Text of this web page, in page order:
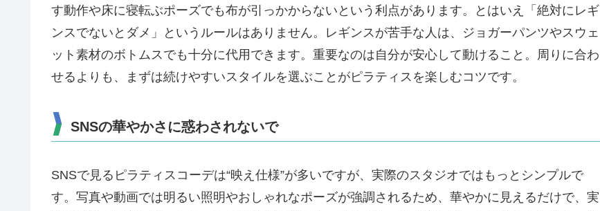
す動作や床に寝転ぶポーズでも布が引っかからないという利点があります。とはいえ「絶対にレギ
ンスでないとダメ」というルールはありません。レギンスが苦手な人は、ジョガーパンツやスウェ
ット素材のボトムスでも十分に代用できます。重要なのは自分が安心して動けること。周りに合わ
せるよりも、まずは続けやすいスタイルを選ぶことがピラティスを楽しむコツです。
SNSの華やかさに惑わされないで
SNSで見るピラティスコーデは“映え仕様”が多いですが、実際のスタジオではもっとシンプルで
す。写真や動画では明るい照明やおしゃれなポーズが強調されるため、華やかに見えるだけで、実